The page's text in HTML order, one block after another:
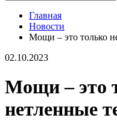
Главная
Новости
Мощи – это только
02.10.2023
Мощи – это
нетленные